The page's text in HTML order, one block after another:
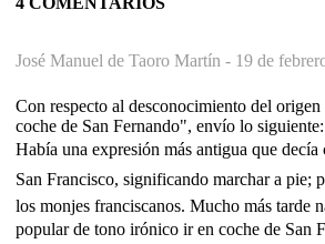
José Manuel de Taoro Martín - 19 de
Con respecto al desconocimiento del
coche de San Fernando", envío lo siguiente:
Había una expresión más antigua que decía
San Francisco, significando marchar a pie;
los monjes franciscanos. Mucho más tarde
popular de tono irónico ir en coche de San